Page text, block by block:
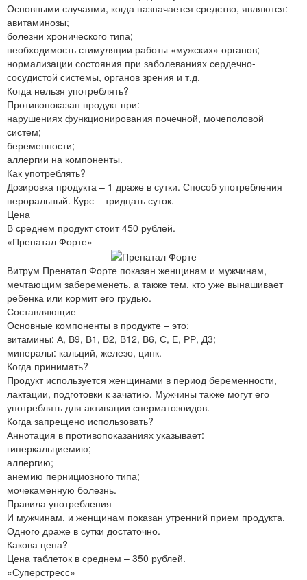
Основными случаями, когда назначается средство, являются:
авитаминозы;
болезни хронического типа;
необходимость стимуляции работы «мужских» органов;
нормализации состояния при заболеваниях сердечно-
сосудистой системы, органов зрения и т.д.
Когда нельзя употреблять?
Противопоказан продукт при:
нарушениях функционирования почечной, мочеполовой
систем;
беременности;
аллергии на компоненты.
Как употреблять?
Дозировка продукта – 1 драже в сутки. Способ употребления
пероральный. Курс – тридцать суток.
Цена
В среднем продукт стоит 450 рублей.
«Пренатал Форте»
Витрум Пренатал Форте показан женщинам и мужчинам,
мечтающим забеременеть, а также тем, кто уже вынашивает
ребенка или кормит его грудью.
Составляющие
Основные компоненты в продукте – это:
витамины: А, В9, В1, В2, В12, В6, С, Е, РР, Д3;
минералы: кальций, железо, цинк.
Когда принимать?
Продукт используется женщинами в период беременности,
лактации, подготовки к зачатию. Мужчины также могут его
употреблять для активации сперматозоидов.
Когда запрещено использовать?
Аннотация в противопоказаниях указывает:
гиперкальциемию;
аллергию;
анемию пернициозного типа;
мочекаменную болезнь.
Правила употребления
И мужчинам, и женщинам показан утренний прием продукта.
Одного драже в сутки достаточно.
Какова цена?
Цена таблеток в среднем – 350 рублей.
«Суперстресс»